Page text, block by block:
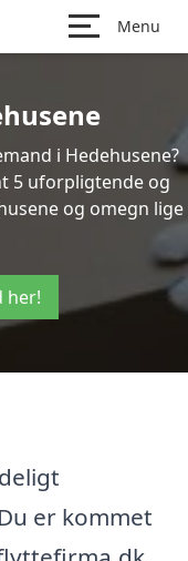
Menu
i Hedehusene?
5 uforpligtende og
og omegn lige
her!
er kommet